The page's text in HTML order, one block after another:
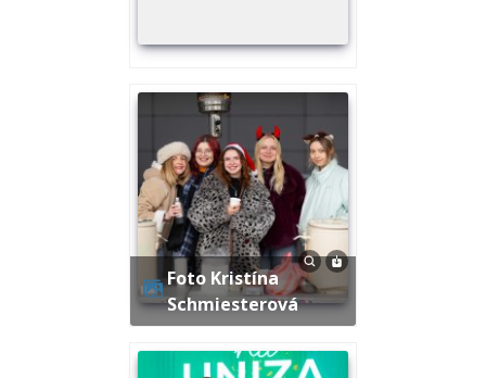
Foto Kristína
Schmiesterová